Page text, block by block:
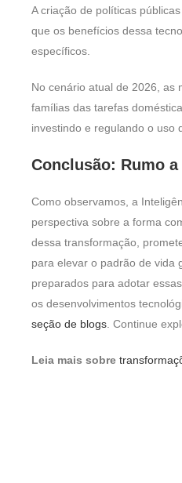
A criação de políticas
que os benefícios dessa
específicos.
No cenário atual de 2026, as
famílias das tarefas
investindo e regulando o uso
Conclusão: Rumo
Como observamos, a
perspectiva sobre a forma
dessa transformação,
para elevar o padrão de vida
preparados para adotar
os desenvolvimentos
seção de blogs. Continue
Leia mais sobre